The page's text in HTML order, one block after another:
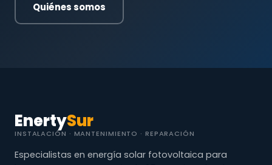
Quiénes somos
EnertySur
INSTALACIÓN · MANTENIMIENTO · REPARACIÓN
Especialistas en energía solar fotovoltaica para